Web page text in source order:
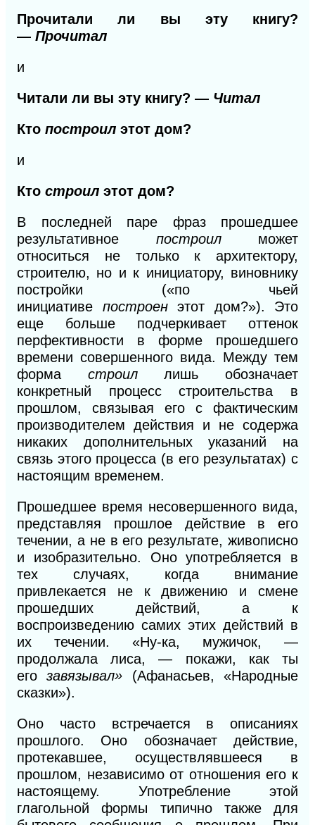
Прочитали ли вы эту книгу?
— Прочитал
и
Читали ли вы эту книгу? — Читал
Кто построил этот дом?
и
Кто строил этот дом?
В последней паре фраз прошедшее
результативное построил может
относиться не только к архитектору,
строителю, но и к инициатору, виновнику
постройки («по чьей
инициативе построен этот дом?»). Это
еще больше подчеркивает оттенок
перфективности в форме прошедшего
времени совершенного вида. Между тем
форма строиллишь обозначает
конкретный процесс строительства в
прошлом, связывая его с фактическим
производителем действия и не содержа
никаких дополнительных указаний на
связь этого процесса (в его результатах) с
настоящим временем.
Прошедшее время несовершенного вида,
представляя прошлое действие в его
течении, а не в его результате, живописно
и изобразительно. Оно употребляется в
тех случаях, когда внимание
привлекается не к движению и смене
прошедших действий, а к
воспроизведению самих этих действий в
их течении. «Ну-ка, мужичок, —
продолжала лиса, — покажи, как ты
егозавязывал» (Афанасьев, «Народные
сказки»).
Оно часто встречается в описаниях
прошлого. Оно обозначает действие,
протекавшее, осуществлявшееся в
прошлом, независимо от отношения его к
настоящему. Употребление этой
глагольной формы типично также для